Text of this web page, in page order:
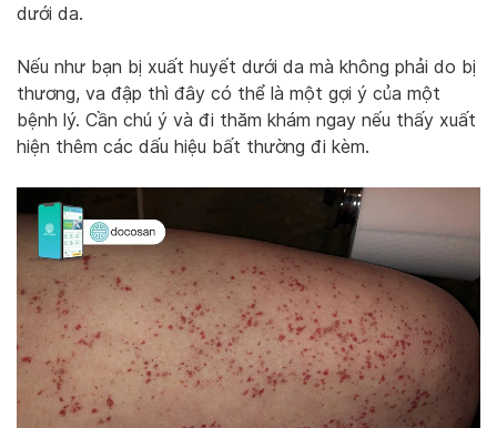
dưới da.
Nếu như bạn bị xuất huyết dưới da mà không phải do bị
thương, va đập thì đây có thể là một gợi ý của một
bệnh lý. Cần chú ý và đi thăm khám ngay nếu thấy xuất
hiện thêm các dấu hiệu bất thường đi kèm.